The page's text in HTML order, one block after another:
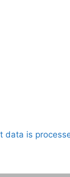
data is